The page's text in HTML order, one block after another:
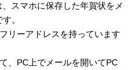
スマホに保存した年賀状をメ
。
リーアドレスを持っています
、PC上でメールを開いてPC